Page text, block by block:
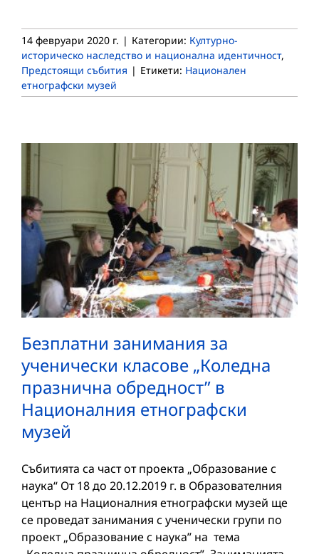
14 февруари 2020 г. | Категории: Културно-
историческо наследство и национална идентичност,
Предстоящи събития | Етикети: Национален
етнографски музей
Безплатни занимания за
ученически класове „Коледна
празнична обредност” в
Националния етнографски
музей
Събитията са част от проекта „Образование с
наука“ От 18 до 20.12.2019 г. в Образователния
център на Националния етнографски музей ще
се проведат занимания с ученически групи по
проект „Образование с наука” на тема